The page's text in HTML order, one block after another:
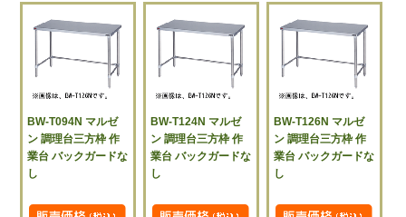
BW-T094N マルゼ
ン 調理台三方枠 作
業台 バックガードな
し
BW-T124N マルゼ
ン 調理台三方枠 作
業台 バックガードな
し
BW-T126N マルゼ
ン 調理台三方枠 作
業台 バックガードな
し